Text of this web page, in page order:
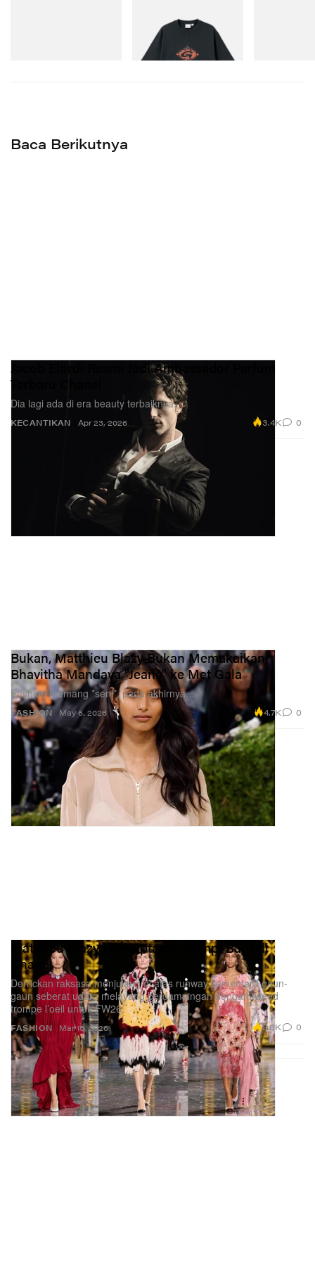
Flame Tee
Beli Sekarang
Baca Berikutnya
KECANTIKAN
Jacob Elordi Resmi Jadi Ambassador Parfum
Terbaru Chanel
Dia lagi ada di era beauty terbaiknya.
Apr 23, 2026 3.4K 0
FASHION
Bukan, Matthieu Blazy Bukan Memakaikan
Bhavitha Mandava "Jeans" ke Met Gala
Fashion memang *seni*, pada akhirnya…
May 6, 2026 4.7K 0
FASHION
Matthieu Blazy Menciptakan Mimpi Baru di
Chanel
Derrickan raksasa menjulang di atas runway sementara gaun-
gaun seberat udara melayang berdampingan dengan tweed
trompe l’oeil untuk FW26.
Mar 10, 2026 2.8K 0